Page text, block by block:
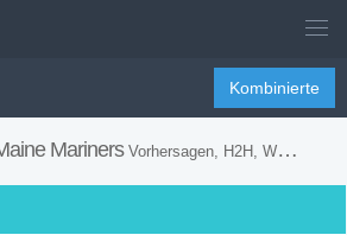
Kombinierte
Mariners Vorhersagen, H2H, Wetten Tipps und Spiel Vorschau